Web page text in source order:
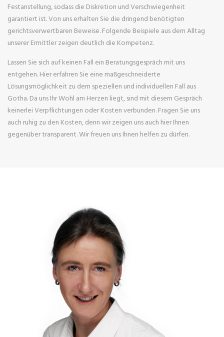
Festanstellung, sodass die Diskretion und Verschwiegenheit
garantiert ist. Von uns erhalten Sie die dringend benötigten
gerichtsverwertbaren Beweise. Folgende Beispiele aus dem Alltag
unserer Ermittler zeigen deutlich die Kompetenz.
Lassen Sie sich auf keinen Fall ein Beratungsgespräch mit uns
entgehen. Hier erfahren Sie eine maßgeschneiderte
Lösungsmöglichkeit zu dem speziellen und individuellen Fall aus
Gotha. Da uns Ihr Wohl am Herzen liegt, sind mit diesem Gespräch
keinerlei Verpflichtungen oder Kosten verbunden. Fragen Sie uns
auch ruhig zu den Kosten, denn wir zeigen uns auch hier Ihnen
gegenüber transparent. Wir freuen uns Ihnen helfen zu dürfen.